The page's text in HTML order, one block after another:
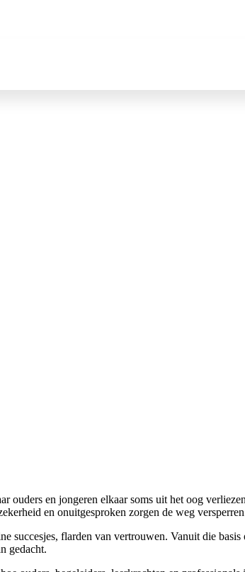
ouders en jongeren elkaar soms uit het oog
en onuitgesproken zorgen de weg
succesjes, flarden van vertrouwen. Vanuit die
gedacht.